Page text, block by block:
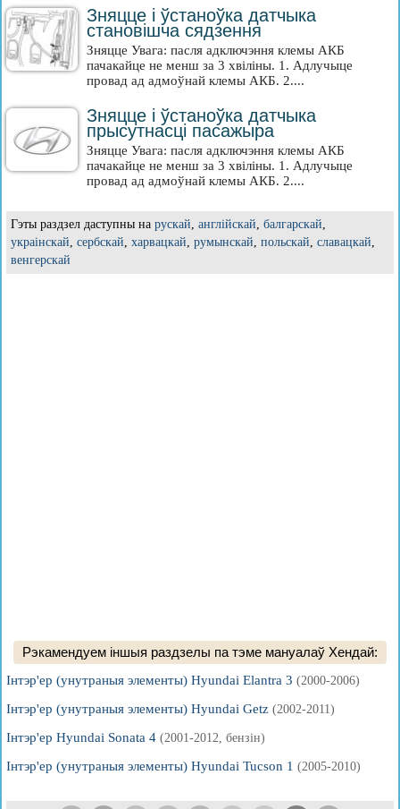
Зняцце і ўстаноўка датчыка
становішча сядзення
Зняцце Увага: пасля адключэння клемы АКБ
пачакайце не менш за 3 хвіліны. 1. Адлучыце
провад ад адмоўнай клемы АКБ. 2....
Зняцце і ўстаноўка датчыка
прысутнасці пасажыра
Зняцце Увага: пасля адключэння клемы АКБ
пачакайце не менш за 3 хвіліны. 1. Адлучыце
провад ад адмоўнай клемы АКБ. 2....
Гэты раздзел даступны на рускай, англійскай, балгарскай,
украінскай, сербскай, харвацкай, румынскай, польскай, славацкай,
венгерскай
Рэкамендуем іншыя раздзелы па тэме мануалаў Хендай:
Інтэр'ер (унутраныя элементы) Hyundai Elantra 3 (2000-2006)
Інтэр'ер (унутраныя элементы) Hyundai Getz (2002-2011)
Інтэр'ер Hyundai Sonata 4 (2001-2012, бензін)
Інтэр'ер (унутраныя элементы) Hyundai Tucson 1 (2005-2010)